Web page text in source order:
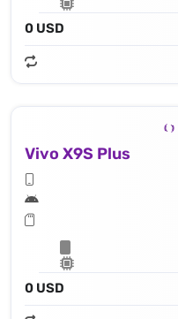
0 USD
Vivo X9S Plus
0 USD